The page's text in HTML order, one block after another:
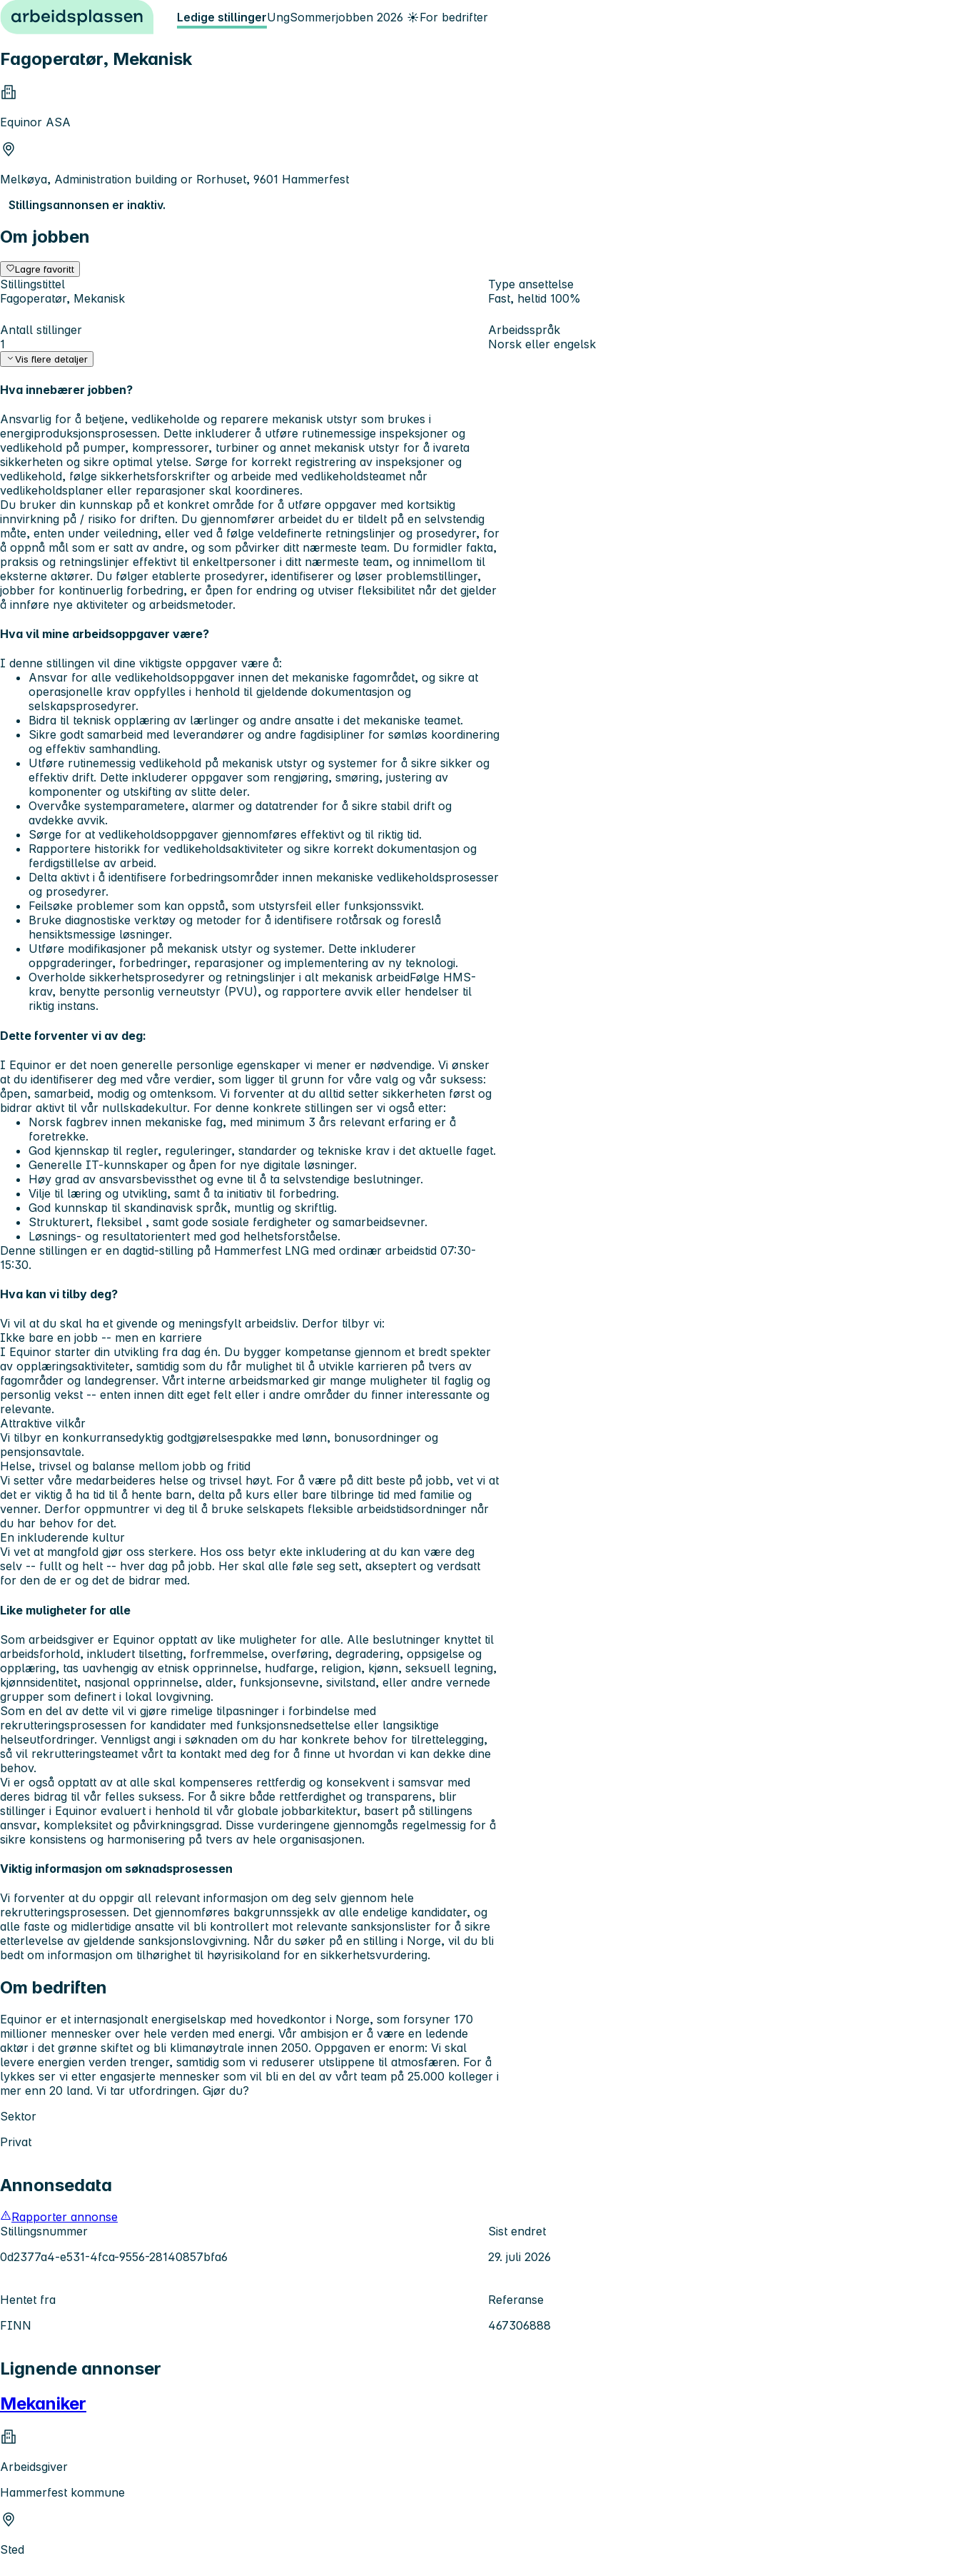
Hopp til innhold Ledige stillingerUngSommerjobben 2026 ☀️For bedrifter
Fagoperatør, Mekanisk
Equinor ASA
Melkøya, Administration building or Rorhuset, 9601 Hammerfest
Stillingsannonsen er inaktiv.
Om jobben
Lagre favoritt
Stillingstittel
Fagoperatør, Mekanisk
Type ansettelse
Fast, heltid 100%
Antall stillinger
1
Arbeidsspråk
Norsk eller engelsk
Vis flere detaljer
Hva innebærer jobben?
Ansvarlig for å betjene, vedlikeholde og reparere mekanisk utstyr som brukes i
energiproduksjonsprosessen. Dette inkluderer å utføre rutinemessige inspeksjoner og
vedlikehold på pumper, kompressorer, turbiner og annet mekanisk utstyr for å ivareta
sikkerheten og sikre optimal ytelse. Sørge for korrekt registrering av inspeksjoner og
vedlikehold, følge sikkerhetsforskrifter og arbeide med vedlikeholdsteamet når
vedlikeholdsplaner eller reparasjoner skal koordineres.
Du bruker din kunnskap på et konkret område for å utføre oppgaver med kortsiktig
innvirkning på / risiko for driften. Du gjennomfører arbeidet du er tildelt på en selvstendig
måte, enten under veiledning, eller ved å følge veldefinerte retningslinjer og prosedyrer, for
å oppnå mål som er satt av andre, og som påvirker ditt nærmeste team. Du formidler fakta,
praksis og retningslinjer effektivt til enkeltpersoner i ditt nærmeste team, og innimellom til
eksterne aktører. Du følger etablerte prosedyrer, identifiserer og løser problemstillinger,
jobber for kontinuerlig forbedring, er åpen for endring og utviser fleksibilitet når det gjelder
å innføre nye aktiviteter og arbeidsmetoder.
Hva vil mine arbeidsoppgaver være?
I denne stillingen vil dine viktigste oppgaver være å:
Ansvar for alle vedlikeholdsoppgaver innen det mekaniske fagområdet, og sikre at
operasjonelle krav oppfylles i henhold til gjeldende dokumentasjon og
selskapsprosedyrer.
Bidra til teknisk opplæring av lærlinger og andre ansatte i det mekaniske teamet.
Sikre godt samarbeid med leverandører og andre fagdisipliner for sømløs koordinering
og effektiv samhandling.
Utføre rutinemessig vedlikehold på mekanisk utstyr og systemer for å sikre sikker og
effektiv drift. Dette inkluderer oppgaver som rengjøring, smøring, justering av
komponenter og utskifting av slitte deler.
Overvåke systemparametere, alarmer og datatrender for å sikre stabil drift og
avdekke avvik.
Sørge for at vedlikeholdsoppgaver gjennomføres effektivt og til riktig tid.
Rapportere historikk for vedlikeholdsaktiviteter og sikre korrekt dokumentasjon og
ferdigstillelse av arbeid.
Delta aktivt i å identifisere forbedringsområder innen mekaniske vedlikeholdsprosesser
og prosedyrer.
Feilsøke problemer som kan oppstå, som utstyrsfeil eller funksjonssvikt.
Bruke diagnostiske verktøy og metoder for å identifisere rotårsak og foreslå
hensiktsmessige løsninger.
Utføre modifikasjoner på mekanisk utstyr og systemer. Dette inkluderer
oppgraderinger, forbedringer, reparasjoner og implementering av ny teknologi.
Overholde sikkerhetsprosedyrer og retningslinjer i alt mekanisk arbeidFølge HMS-
krav, benytte personlig verneutstyr (PVU), og rapportere avvik eller hendelser til
riktig instans.
Dette forventer vi av deg:
I Equinor er det noen generelle personlige egenskaper vi mener er nødvendige. Vi ønsker
at du identifiserer deg med våre verdier, som ligger til grunn for våre valg og vår suksess:
åpen, samarbeid, modig og omtenksom. Vi forventer at du alltid setter sikkerheten først og
bidrar aktivt til vår nullskadekultur. For denne konkrete stillingen ser vi også etter:
Norsk fagbrev innen mekaniske fag, med minimum 3 års relevant erfaring er å
foretrekke.
God kjennskap til regler, reguleringer, standarder og tekniske krav i det aktuelle faget.
Generelle IT-kunnskaper og åpen for nye digitale løsninger.
Høy grad av ansvarsbevissthet og evne til å ta selvstendige beslutninger.
Vilje til læring og utvikling, samt å ta initiativ til forbedring.
God kunnskap til skandinavisk språk, muntlig og skriftlig.
Strukturert, fleksibel , samt gode sosiale ferdigheter og samarbeidsevner.
Løsnings- og resultatorientert med god helhetsforståelse.
Denne stillingen er en dagtid-stilling på Hammerfest LNG med ordinær arbeidstid 07:30-
15:30.
Hva kan vi tilby deg?
Vi vil at du skal ha et givende og meningsfylt arbeidsliv. Derfor tilbyr vi:
Ikke bare en jobb -- men en karriere
I Equinor starter din utvikling fra dag én. Du bygger kompetanse gjennom et bredt spekter
av opplæringsaktiviteter, samtidig som du får mulighet til å utvikle karrieren på tvers av
fagområder og landegrenser. Vårt interne arbeidsmarked gir mange muligheter til faglig og
personlig vekst -- enten innen ditt eget felt eller i andre områder du finner interessante og
relevante.
Attraktive vilkår
Vi tilbyr en konkurransedyktig godtgjørelsespakke med lønn, bonusordninger og
pensjonsavtale.
Helse, trivsel og balanse mellom jobb og fritid
Vi setter våre medarbeideres helse og trivsel høyt. For å være på ditt beste på jobb, vet vi at
det er viktig å ha tid til å hente barn, delta på kurs eller bare tilbringe tid med familie og
venner. Derfor oppmuntrer vi deg til å bruke selskapets fleksible arbeidstidsordninger når
du har behov for det.
En inkluderende kultur
Vi vet at mangfold gjør oss sterkere. Hos oss betyr ekte inkludering at du kan være deg
selv -- fullt og helt -- hver dag på jobb. Her skal alle føle seg sett, akseptert og verdsatt
for den de er og det de bidrar med.
Like muligheter for alle
Som arbeidsgiver er Equinor opptatt av like muligheter for alle. Alle beslutninger knyttet til
arbeidsforhold, inkludert tilsetting, forfremmelse, overføring, degradering, oppsigelse og
opplæring, tas uavhengig av etnisk opprinnelse, hudfarge, religion, kjønn, seksuell legning,
kjønnsidentitet, nasjonal opprinnelse, alder, funksjonsevne, sivilstand, eller andre vernede
grupper som definert i lokal lovgivning.
Som en del av dette vil vi gjøre rimelige tilpasninger i forbindelse med
rekrutteringsprosessen for kandidater med funksjonsnedsettelse eller langsiktige
helseutfordringer. Vennligst angi i søknaden om du har konkrete behov for tilrettelegging,
så vil rekrutteringsteamet vårt ta kontakt med deg for å finne ut hvordan vi kan dekke dine
behov.
Vi er også opptatt av at alle skal kompenseres rettferdig og konsekvent i samsvar med
deres bidrag til vår felles suksess. For å sikre både rettferdighet og transparens, blir
stillinger i Equinor evaluert i henhold til vår globale jobbarkitektur, basert på stillingens
ansvar, kompleksitet og påvirkningsgrad. Disse vurderingene gjennomgås regelmessig for å
sikre konsistens og harmonisering på tvers av hele organisasjonen.
Viktig informasjon om søknadsprosessen
Vi forventer at du oppgir all relevant informasjon om deg selv gjennom hele
rekrutteringsprosessen. Det gjennomføres bakgrunnssjekk av alle endelige kandidater, og
alle faste og midlertidige ansatte vil bli kontrollert mot relevante sanksjonslister for å sikre
etterlevelse av gjeldende sanksjonslovgivning. Når du søker på en stilling i Norge, vil du bli
bedt om informasjon om tilhørighet til høyrisikoland for en sikkerhetsvurdering.
Om bedriften
Equinor er et internasjonalt energiselskap med hovedkontor i Norge, som forsyner 170
millioner mennesker over hele verden med energi. Vår ambisjon er å være en ledende
aktør i det grønne skiftet og bli klimanøytrale innen 2050. Oppgaven er enorm: Vi skal
levere energien verden trenger, samtidig som vi reduserer utslippene til atmosfæren. For å
lykkes ser vi etter engasjerte mennesker som vil bli en del av vårt team på 25.000 kolleger i
mer enn 20 land. Vi tar utfordringen. Gjør du?
Sektor
Privat
Annonsedata
Rapporter annonse
Stillingsnummer
0d2377a4-e531-4fca-9556-28140857bfa6
Sist endret
29. juli 2026
Hentet fra
FINN
Referanse
467306888
Lignende annonser
Mekaniker
Arbeidsgiver
Hammerfest kommune
Sted